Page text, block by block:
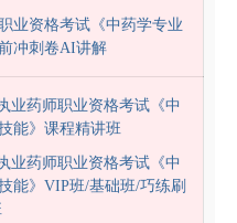
业资格考试《中药学专业
冲刺卷AI讲解
业药师职业资格考试《中
能》课程精讲班
业药师职业资格考试《中
能》VIP班/基础班/巧练刷